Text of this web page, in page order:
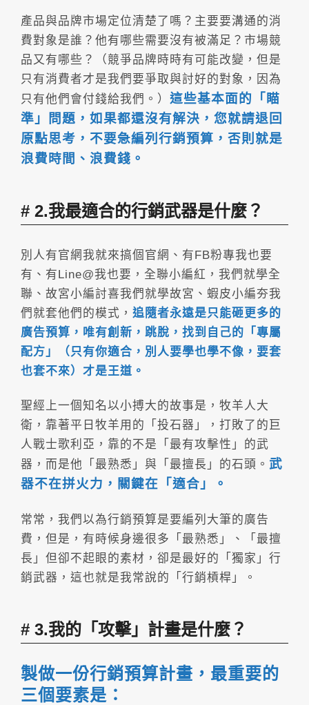
產品與品牌市場定位清楚了嗎？主要要溝通的消
費對象是誰？他有哪些需要沒有被滿足？市場競
品又有哪些？（競爭品牌時時有可能改變，但是
只有消費者才是我們要爭取與討好的對象，因為
只有他們會付錢給我們。） 這些基本面的「瞄
準」問題，如果都還沒有解決，您就請退回
原點思考，不要急編列行銷預算，否則就是
浪費時間、浪費錢。
2.我最適合的行銷武器是什麼？
別人有官網我就來搞個官網、有FB粉專我也要
有、有Line@我也要，全聯小編紅，我們就學全
聯、故宮小編討喜我們就學故宮、蝦皮小編夯我
們就套他們的模式， 追隨者永遠是只能砸更多的
廣告預算，唯有創新，跳脫，找到自己的「專屬
配方」（只有你適合，別人要學也學不像，要套
也套不來）才是王道。
聖經上一個知名以小搏大的故事是，牧羊人大
衛，靠著平日牧羊用的「投石器」，打敗了的巨
人戰士歌利亞，靠的不是「最有攻擊性」的武
器，而是他「最熟悉」與「最擅長」的石頭。 武
器不在拼火力，關鍵在「適合」。
常常，我們以為行銷預算是要編列大筆的廣告
費，但是，有時候身邊很多「最熟悉」、「最擅
長」但卻不起眼的素材，卻是最好的「獨家」行
銷武器，這也就是我常說的「行銷槓桿」。
3.我的「攻擊」計畫是什麼？
製做一份行銷預算計畫，最重要的
三個要素是：